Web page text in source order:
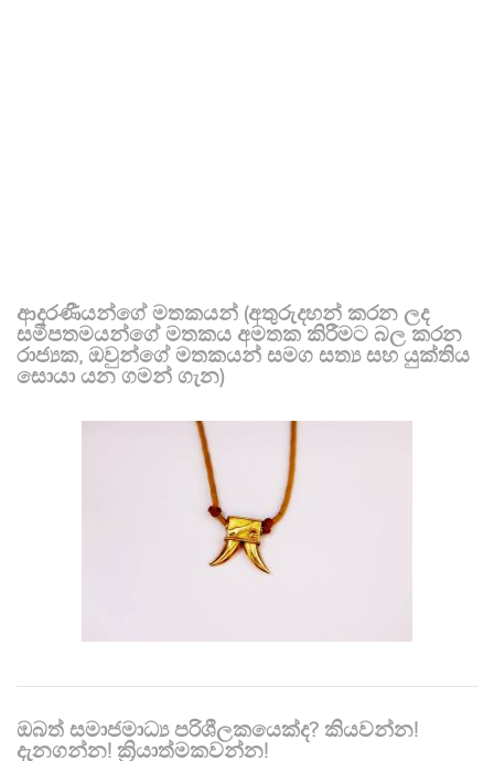
ආදරණීයන්ගේ මතකයන් (අතුරුදහන් කරන ලද
සමීපතමයන්ගේ මතකය අමතක කිරීමට බල කරන
රාජ්‍යක, ඔවුන්ගේ මතකයන් සමග සත්‍ය සහ යුක්තිය
සොයා යන ගමන් ගැන)
ඔබත් සමාජමාධ්‍ය පරිශීලකයෙක්ද? කියවන්න!
දැනගන්න! ක්‍රියාත්මකවන්න!